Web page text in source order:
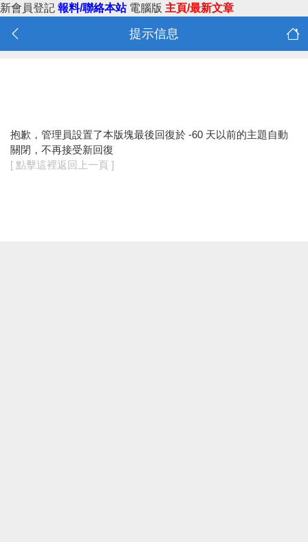
新會員登記 報料/聯絡本站 電腦版 主頁/最新文章
提示信息
抱歉，管理員設置了本版塊最後回復於 -60 天以前的主題自動
關閉，不再接受新回復
[ 點擊這裡返回上一頁 ]